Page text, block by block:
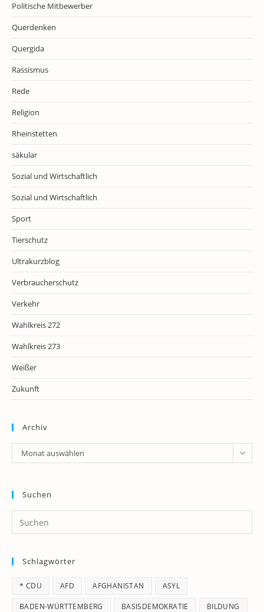
Politische Mitbewerber
Querdenken
Quergida
Rassismus
Rede
Religion
Rheinstetten
säkular
Sozial und Wirtschaftlich
Sozial und Wirtschaftlich
Sport
Tierschutz
Ultrakurzblog
Verbraucherschutz
Verkehr
Wahlkreis 272
Wahlkreis 273
Weißer
Zukunft
Archiv
Archiv
Monat auswählen
Suchen
Schlagwörter
* CDU AFD AFGHANISTAN ASYL
BADEN-WÜRTTEMBERG BASISDEMOKRATIE BILDUNG